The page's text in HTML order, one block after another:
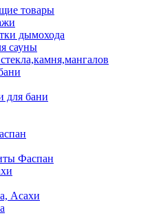
товары
дымохода
сауны
для бани
Фаспан
Асахи